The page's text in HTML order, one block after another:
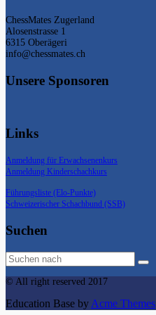
ChessMates Zugerland
Alosenstrasse 1
6315 Oberägeri
info@chessmates.ch
Unsere Sponsoren
Links
Anmeldung für Erwachsenenkurs
Anmeldung Kinderschachkurs
Führungsliste (Elo-Punkte)
Schweizerischer Schachbund (SSB)
Suchen
© All right reserved 2017
Education Base by Acme Themes